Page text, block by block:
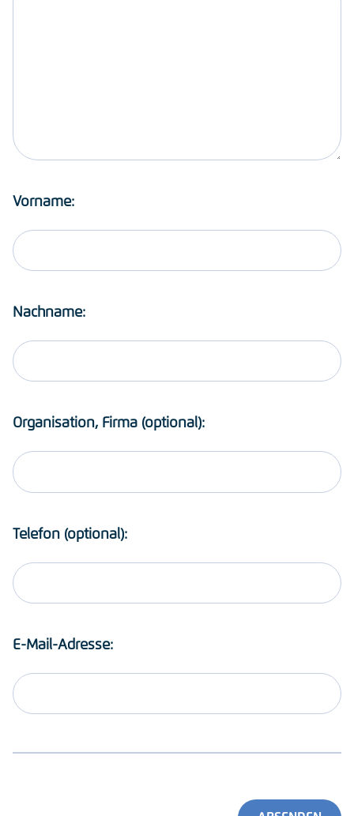
Vorname:
Nachname:
Organisation, Firma (optional):
Telefon (optional):
E-Mail-Adresse: